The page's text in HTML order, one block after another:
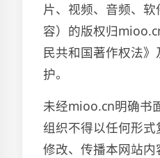
片、视频、音频、
容）的版权归
民共和国著作权法
护。
未经mioo.cn明确书
组织不得以任何形式
修改、传播本网站内